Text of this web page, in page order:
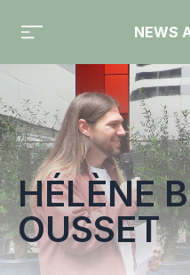
NEWS
Toute l'actualité sur le tag
HÉLÈNE
OUSSET